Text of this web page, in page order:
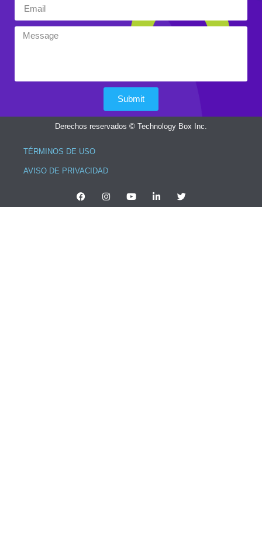
Submit
Derechos reservados © Technology Box Inc.
TÉRMINOS DE USO
AVISO DE PRIVACIDAD